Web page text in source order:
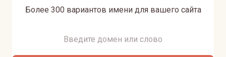
Более 300 вариантов имени для вашего сайта